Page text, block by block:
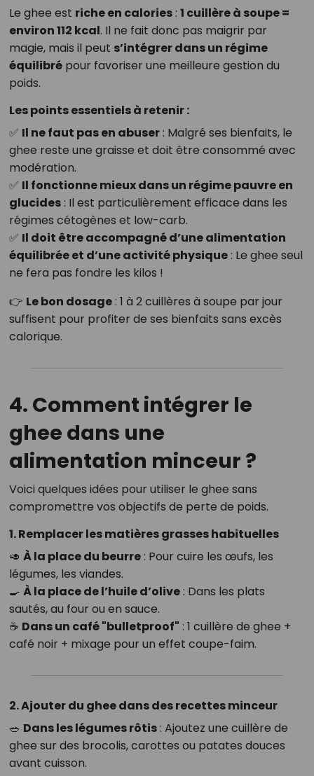
Le ghee est riche en calories: 1 cuillère à soupe =
environ 112 kcal. Il ne fait donc pas maigrir par
magie, mais il peut s’intégrer dans un régime
équilibrépour favoriser une meilleure gestion du
poids.
Les points essentiels à retenir :
✅ Il ne faut pas en abuser: Malgré ses bienfaits, le
ghee reste une graisse et doit être consommé avec
modération.
✅ Il fonctionne mieux dans un régime pauvre en
glucides: Il est particulièrement efficace dans les
régimes cétogènes et low-carb.
✅ Il doit être accompagné d’une alimentation
équilibrée et d’une activité physique: Le ghee seul
ne fera pas fondre les kilos !
👉 Le bon dosage: 1 à 2 cuillères à soupe par jour
suffisent pour profiter de ses bienfaits sans excès
calorique.
4. Comment intégrer le
ghee dans une
alimentation minceur ?
Voici quelques idées pour utiliser le ghee sans
compromettre vos objectifs de perte de poids.
1. Remplacer les matières grasses habituelles
🥑 À la place du beurre: Pour cuire les œufs, les
légumes, les viandes.
🍳 À la place de l’huile d’olive: Dans les plats
sautés, au four ou en sauce.
☕ Dans un café "bulletproof" : 1 cuillère de ghee +
café noir + mixage pour un effet coupe-faim.
2. Ajouter du ghee dans des recettes minceur
🥗 Dans les légumes rôtis: Ajoutez une cuillère de
ghee sur des brocolis, carottes ou patates douces
avant cuisson.